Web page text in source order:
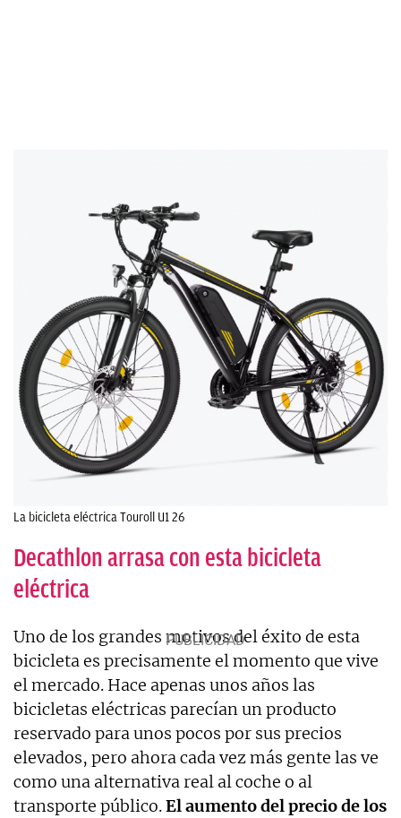
La bicicleta eléctrica Touroll U1 26
Decathlon arrasa con esta bicicleta
eléctrica
Uno de los grandes motivos del éxito de esta
bicicleta es precisamente el momento que vive
el mercado. Hace apenas unos años las
bicicletas eléctricas parecían un producto
reservado para unos pocos por sus precios
elevados, pero ahora cada vez más gente las ve
como una alternativa real al coche o al
transporte público.El aumento del precio de los